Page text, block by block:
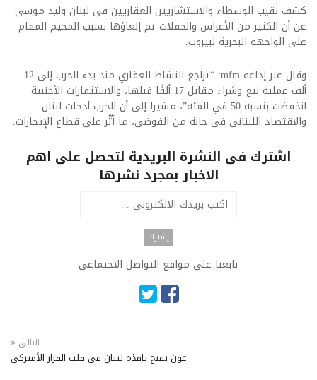
كشف نقيب الوسطاء والاستشاريين العقاريين في لبنان وليد موسى
عن أن الكثير من الأعراس والحفلات تم إلغاؤها بسبب المخيم المقام
على الواجهة البحرية لبيروت.
وقال عبر إذاعة mfm: “تراجع النشاط العقاري منذ بدء الحرب إلى 12
ألف عملية بيع وشراء مقابل 17 ألفًا قبلها، والاستثمارات الأجنبية
انخفضت بنسبة 50 في المئة”، مشيرا إلى أن الحرب أدخلت لبنان
والاقتصاد اللبناني في حالة من الفوضى، ما أثّر على قطاع الإيجارات.
اشترك فى النشرة البريدية لتحصل على اهم
الاخبار بمجرد نشرها
تابعنا على مواقع التواصل الاجتماعى
التالى
عون يفتح نافذة لبنان في قلب القرار الأميركي